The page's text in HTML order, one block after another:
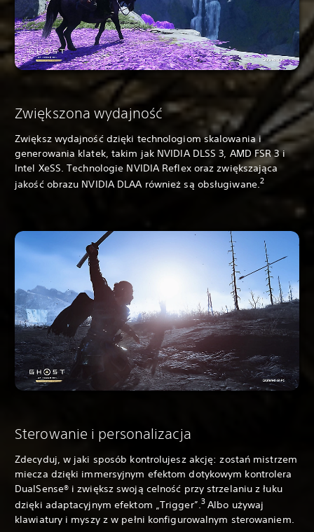
Zwiększona wydajność
Zwiększ wydajność dzięki technologiom skalowania i
generowania klatek, takim jak NVIDIA DLSS 3, AMD FSR 3 i
Intel XeSS. Technologie NVIDIA Reflex oraz zwiększająca
jakość obrazu NVIDIA DLAA również są obsługiwane.2
Sterowanie i personalizacja
Zdecyduj, w jaki sposób kontrolujesz akcję: zostań mistrzem
miecza dzięki immersyjnym efektom dotykowym kontrolera
DualSense® i zwiększ swoją celność przy strzelaniu z łuku
dzięki adaptacyjnym efektom „Trigger”.3Albo używaj
klawiatury i myszy z w pełni konfigurowalnym sterowaniem.